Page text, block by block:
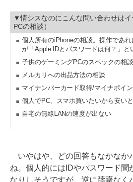
▼情シスなのにこんな問い合わせはイ
PCの相談）
個人所有のiPhoneの相談。操作であ
が「Apple IDとパスワードは何？」と
子供のゲーミングPCのスペックの相談
メルカリへの出品方法の相談
マイナンバーカード取得/マイナポイ
個人でPC、スマホ買いたいから安い
自宅の無線LANの速度が出ない
いやはや、どの回答もなかなか
ね。個人的にはIDやパスワード聞
なりしそうですが、逆に躊躇なく